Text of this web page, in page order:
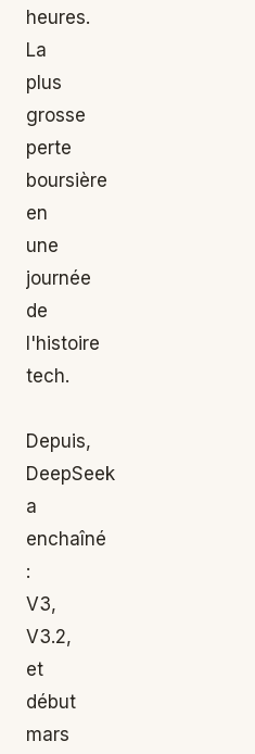
heures.
La
plus
grosse
perte
boursière
en
une
journée
de
l'histoire
tech.
Depuis,
DeepSeek
a
enchaîné
:
V3,
V3.2,
et
début
mars